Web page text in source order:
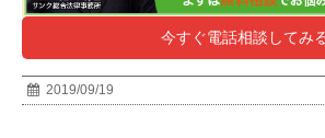
今すぐ電話相談してみ
2019/09/19